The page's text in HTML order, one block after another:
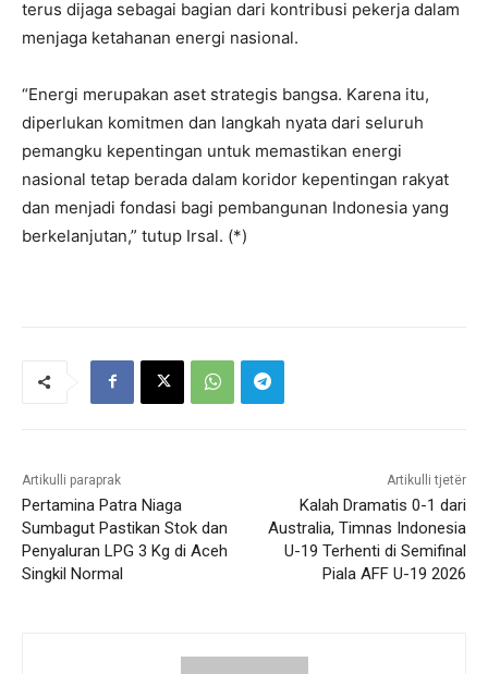
terus dijaga sebagai bagian dari kontribusi pekerja dalam
menjaga ketahanan energi nasional.
“Energi merupakan aset strategis bangsa. Karena itu,
diperlukan komitmen dan langkah nyata dari seluruh
pemangku kepentingan untuk memastikan energi
nasional tetap berada dalam koridor kepentingan rakyat
dan menjadi fondasi bagi pembangunan Indonesia yang
berkelanjutan,” tutup Irsal. (*)
Artikulli paraprak
Pertamina Patra Niaga
Sumbagut Pastikan Stok dan
Penyaluran LPG 3 Kg di Aceh
Singkil Normal
Artikulli tjetër
Kalah Dramatis 0-1 dari
Australia, Timnas Indonesia
U-19 Terhenti di Semifinal
Piala AFF U-19 2026